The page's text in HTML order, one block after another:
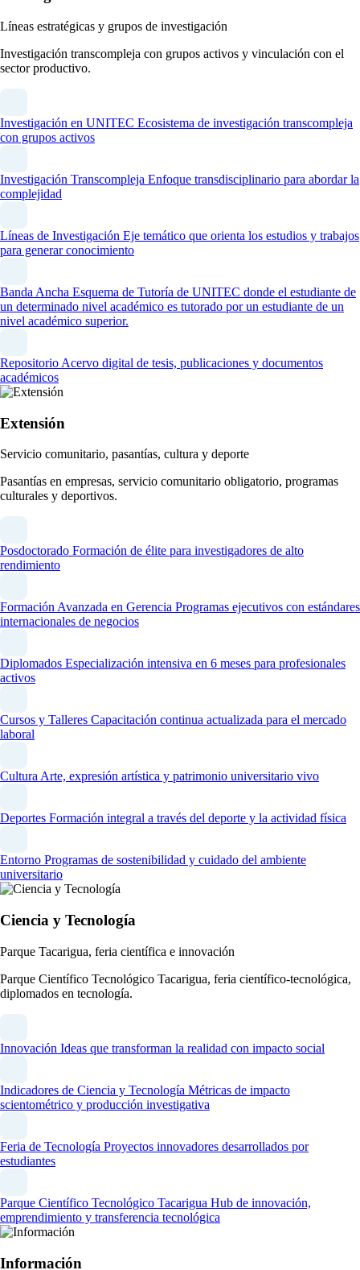
Líneas estratégicas y grupos de investigación
Investigación transcompleja con grupos activos y vinculación con el
sector productivo.
Investigación en UNITEC Ecosistema de investigación transcompleja
con grupos activos
Investigación Transcompleja Enfoque transdisciplinario para abordar la
complejidad
Líneas de Investigación Eje temático que orienta los estudios y trabajos
para generar conocimiento
Banda Ancha Esquema de Tutoría de UNITEC donde el estudiante de
un determinado nivel académico es tutorado por un estudiante de un
nivel académico superior.
Repositorio Acervo digital de tesis, publicaciones y documentos
académicos
Extensión
Servicio comunitario, pasantías, cultura y deporte
Pasantías en empresas, servicio comunitario obligatorio, programas
culturales y deportivos.
Posdoctorado Formación de élite para investigadores de alto
rendimiento
Formación Avanzada en Gerencia Programas ejecutivos con estándares
internacionales de negocios
Diplomados Especialización intensiva en 6 meses para profesionales
activos
Cursos y Talleres Capacitación continua actualizada para el mercado
laboral
CulturaArte, expresión artística y patrimonio universitario vivo
Deportes Formación integral a través del deporte y la actividad física
Entorno Programas de sostenibilidad y cuidado del ambiente
universitario
Ciencia y Tecnología
Parque Tacarigua, feria científica e innovación
Parque Científico Tecnológico Tacarigua, feria científico-tecnológica,
diplomados en tecnología.
Innovación Ideas que transforman la realidad con impacto social
Indicadores de Ciencia y Tecnología Métricas de impacto
scientométrico y producción investigativa
Feria de Tecnología Proyectos innovadores desarrollados por
estudiantes
Parque Científico Tecnológico Tacarigua Hub de innovación,
emprendimiento y transferencia tecnológica
Información